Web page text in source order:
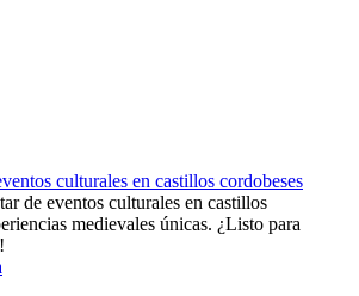
de eventos culturales en castillos
medievales únicas. ¿Listo para